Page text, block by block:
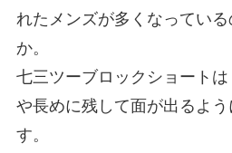
れたメンズが多くなってい
か。
七三ツーブロックショート
や長めに残して面が出るよ
す。